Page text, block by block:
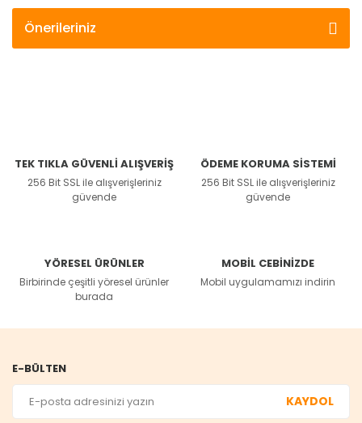
Önerileriniz
TEK TIKLA GÜVENLİ ALIŞVERİŞ
256 Bit SSL ile alışverişleriniz
güvende
ÖDEME KORUMA SİSTEMİ
256 Bit SSL ile alışverişleriniz
güvende
YÖRESEL ÜRÜNLER
Birbirinde çeşitli yöresel ürünler
burada
MOBİL CEBİNİZDE
Mobil uygulamamızı indirin
E-BÜLTEN
KAYDOL